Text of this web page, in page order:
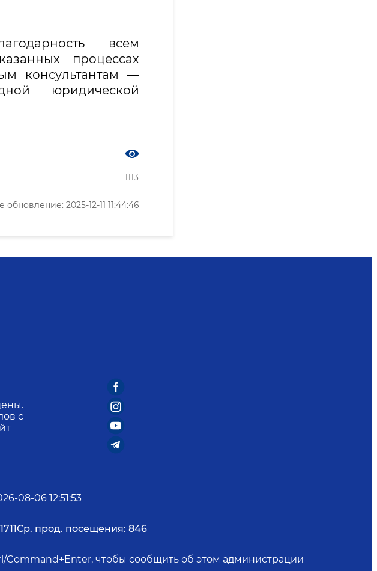
всем
процессах
консультантам —
юридической
1113
2025-12-11 11:44:46
с
08-06 12:51:53
1711Ср. прод. посещения: 846
чтобы сообщить об этом администрации